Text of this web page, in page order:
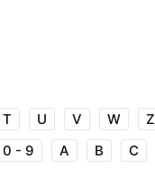
0 - 9 A B C
T U V W Z